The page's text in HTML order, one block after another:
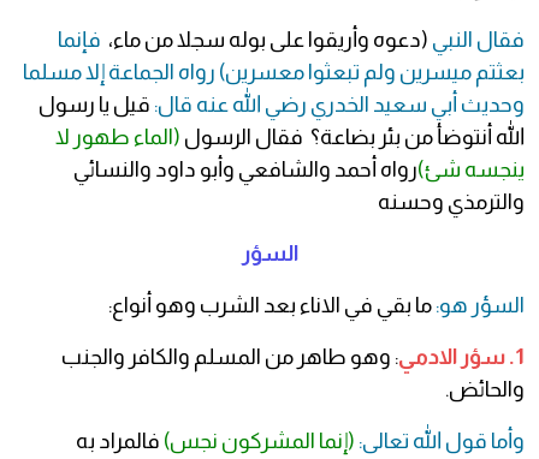
فقال النبي (دعوه وأريقوا على بوله سجلا من ماء، فإنما
بعثتم ميسرين ولم تبعثوا معسرين) رواه الجماعة إلا مسلما
وحديث أبي سعيد الخدري رضي الله عنه قال: قيل يا رسول
الله أنتوضأ من بئر بضاعة؟ فقال الرسول (الماء طهور لا
ينجسه شئ)رواه أحمد والشافعي وأبو داود والنسائي
والترمذي وحسنه
السؤر
السؤر هو: ما بقي في الاناء بعد الشرب وهو أنواع:
1. سؤر الادمي
: وهو طاهر من المسلم والكافر والجنب
والحائض.
وأما قول الله تعالى: (إنما المشركون نجس) فالمراد به